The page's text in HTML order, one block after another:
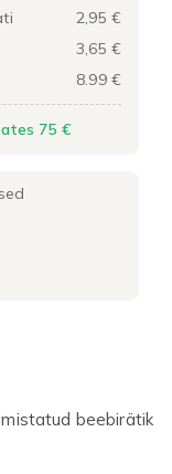
2,95 €
3,65 €
8.99 €
75 €
beebirätik